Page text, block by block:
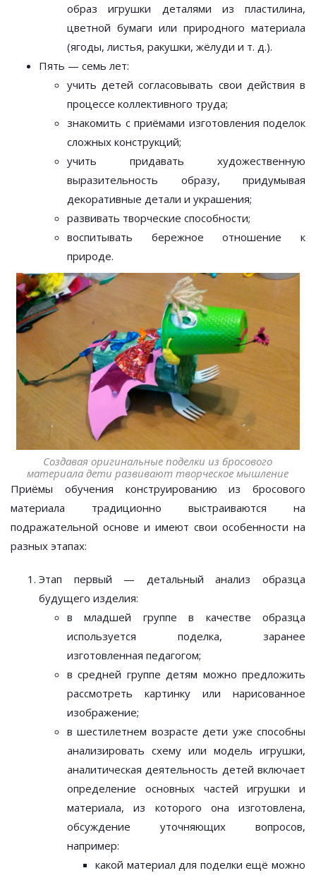
образ игрушки деталями из пластилина,
цветной бумаги или природного материала
(ягоды, листья, ракушки, жёлуди и т. д.).
Пять — семь лет:
учить детей согласовывать свои действия в
процессе коллективного труда;
знакомить с приёмами изготовления поделок
сложных конструкций;
учить придавать художественную
выразительность образу, придумывая
декоративные детали и украшения;
развивать творческие способности;
воспитывать бережное отношение к
природе.
Создавая оригинальные поделки из бросового
материала дети развивают творческое мышление
Приёмы обучения конструированию из бросового
материала традиционно выстраиваются на
подражательной основе и имеют свои особенности на
разных этапах:
Этап первый — детальный анализ образца
будущего изделия:
в младшей группе в качестве образца
используется поделка, заранее
изготовленная педагогом;
в средней группе детям можно предложить
рассмотреть картинку или нарисованное
изображение;
в шестилетнем возрасте дети уже способны
анализировать схему или модель игрушки,
аналитическая деятельность детей включает
определение основных частей игрушки и
материала, из которого она изготовлена,
обсуждение уточняющих вопросов,
например:
какой материал для поделки ещё можно